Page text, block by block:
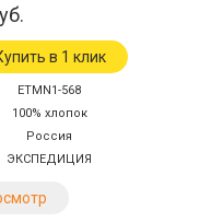
в 1 клик
ETMN1-568
100% хлопок
Россия
ЭКСПЕДИЦИЯ